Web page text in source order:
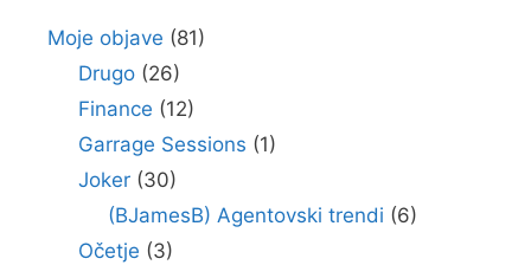
Moje objave (81)
Drugo(26)
Finance (12)
Garrage Sessions (1)
Joker(30)
(BJamesB) Agentovski trendi (6)
Očetje (3)